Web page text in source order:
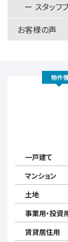
スタッフ
お客様の声
一戸建て
マンション
土地
事業用・投資
賃貸居住用